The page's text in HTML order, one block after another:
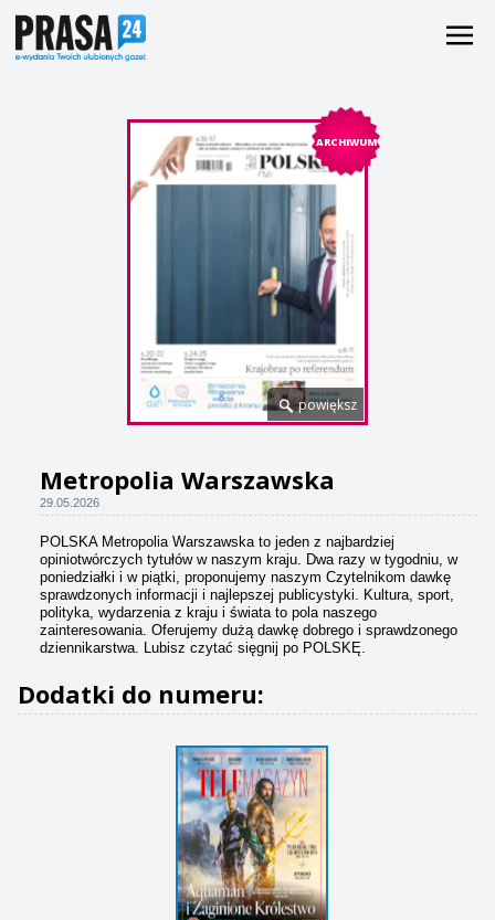
ARCHIWUM
powiększ
Metropolia Warszawska
29.05.2026
POLSKA Metropolia Warszawska to jeden z najbardziej
opiniotwórczych tytułów w naszym kraju. Dwa razy w tygodniu, w
poniedziałki i w piątki, proponujemy naszym Czytelnikom dawkę
sprawdzonych informacji i najlepszej publicystyki. Kultura, sport,
polityka, wydarzenia z kraju i świata to pola naszego
zainteresowania. Oferujemy dużą dawkę dobrego i sprawdzonego
dziennikarstwa. Lubisz czytać sięgnij po POLSKĘ.
Dodatki do numeru: